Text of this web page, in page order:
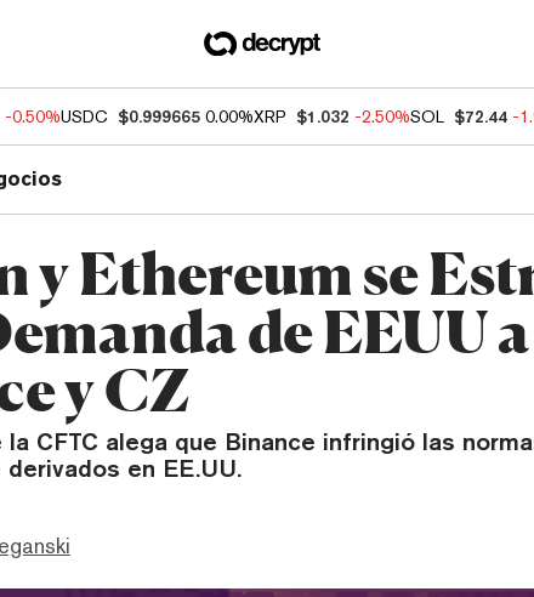
-0.50%USDC $0.999665 0.00%XRP $1.032 -2.50%SOL $72.44 -
y Ethereum se
de EEUU a
y CZ
la CFTC alega que Binance infringió las
en EE.UU.